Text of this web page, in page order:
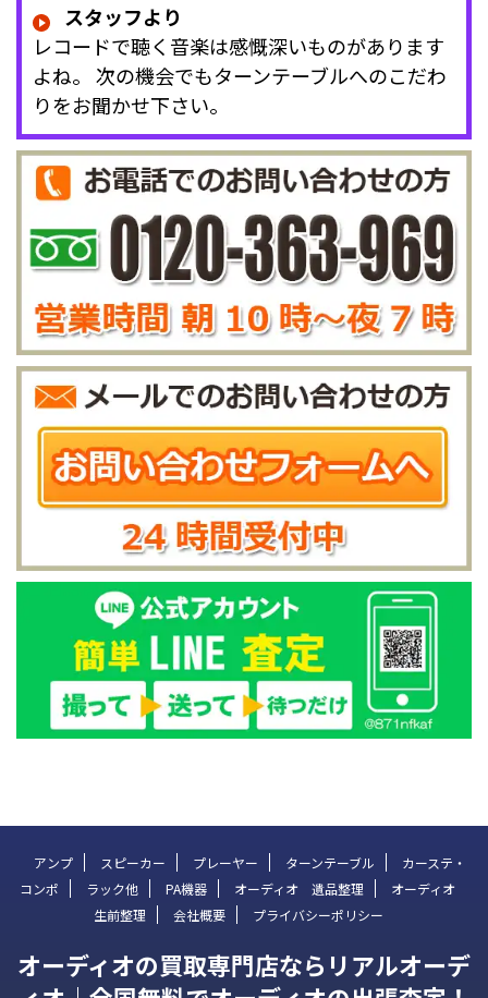
スタッフより
レコードで聴く音楽は感慨深いものがあります
よね。 次の機会でもターンテーブルへのこだわ
りをお聞かせ下さい。
アンプ スピーカー プレーヤー ターンテーブル
カーステ・
コンポ
ラック他 PA機器 オーディオ 遺品整理
オーディオ
生前整理
会社概要 プライバシーポリシー
オーディオの買取専門店ならリアルオーデ